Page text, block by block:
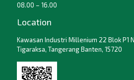
08.00 – 16.00
Location
Kawasan Industri Millenium 22 Blok P1
Tigaraksa, Tangerang Banten, 15720